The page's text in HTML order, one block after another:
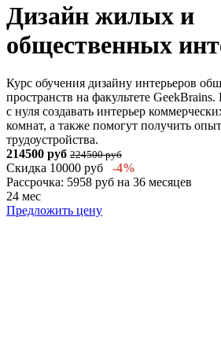
Дизайн жилых и
общественных
Курс обучения дизайну интерьеров
пространств на факультете
с нуля создавать интерьер
комнат, а также помогут получить
трудоустройства.
214500 руб 224500 руб
Скидка 10000 руб -4%
Рассрочка: 5958 руб на 36 месяцев
24 мес
Предложить цену